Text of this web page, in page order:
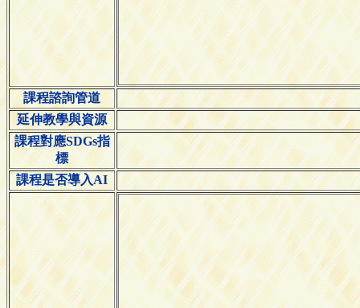
課程諮詢管道
延伸教學與資源
課程對應SDGs指
標
課程是否導入AI